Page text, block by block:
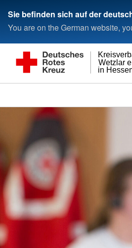
Sie befinden sich auf der
You are on the German website,
in
Wetzlar